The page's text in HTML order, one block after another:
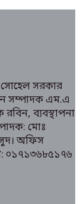
সোহেল সরকার
সম্পাদক এম.এ
ব্যবস্থাপনা
মোঃ
অফিস
০১৭১৩৬৮৫১৭৬